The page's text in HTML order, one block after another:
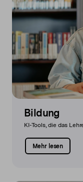
Bildung
KI-Tools, die das
Mehr lesen